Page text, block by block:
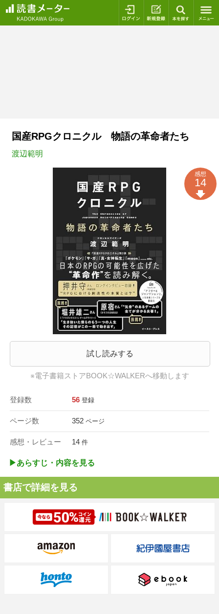
ログイン 新規登録
国産RPGクロニクル 物語の革命者たち
渡辺範明
試し読みする
※電子書籍ストアBOOK☆WALKERへ移動します
登録数 56 登録
ページ数 352 ページ
感想・レビュー 14 件
感想
14
▶︎あらすじ・内容を見る
書店で詳細を見る